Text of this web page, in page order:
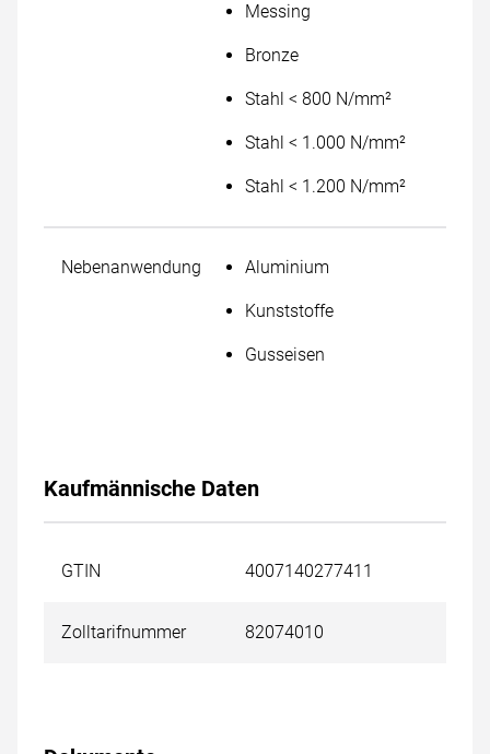
Messing
Bronze
Stahl < 800 N/mm²
Stahl < 1.000 N/mm²
Stahl < 1.200 N/mm²
Nebenanwendung Aluminium
Kunststoffe
Gusseisen
Kaufmännische Daten
GTIN 4007140277411
Zolltarifnummer 82074010